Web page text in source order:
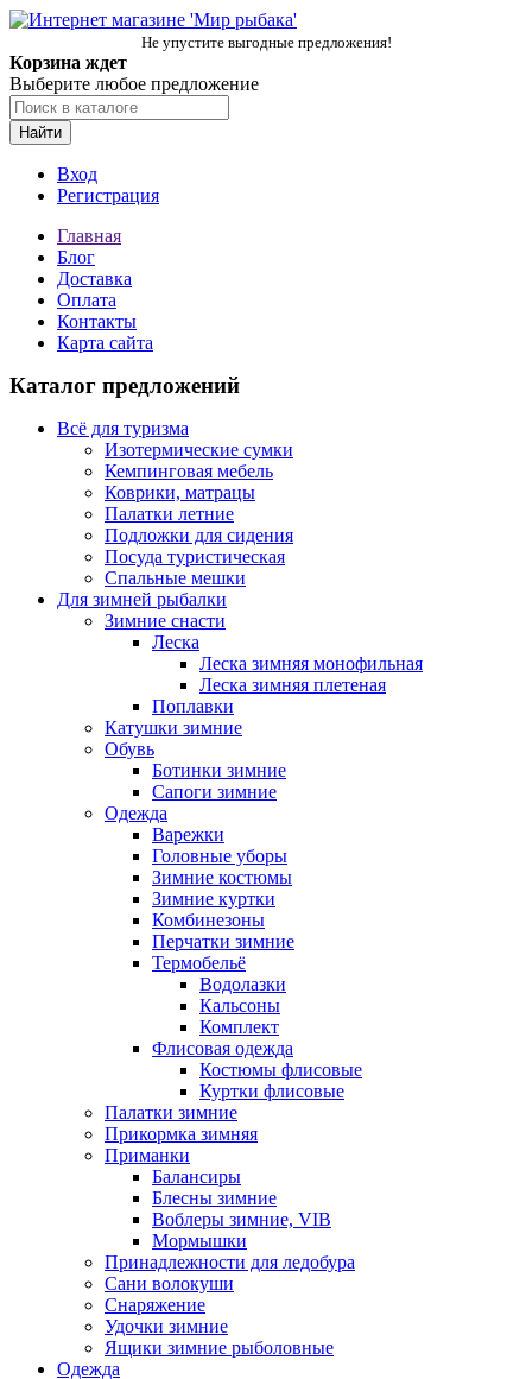
Не упустите выгодные предложения!
Корзина ждет
Выберите любое предложение
Найти
Вход
Регистрация
Главная
Блог
Доставка
Оплата
Контакты
Карта сайта
Каталог предложений
Всё для туризма
Изотермические сумки
Кемпинговая мебель
Коврики, матрацы
Палатки летние
Подложки для сидения
Посуда туристическая
Спальные мешки
Для зимней рыбалки
Зимние снасти
Леска
Леска зимняя монофильная
Леска зимняя плетеная
Поплавки
Катушки зимние
Обувь
Ботинки зимние
Сапоги зимние
Одежда
Варежки
Головные уборы
Зимние костюмы
Зимние куртки
Комбинезоны
Перчатки зимние
Термобельё
Водолазки
Кальсоны
Комплект
Флисовая одежда
Костюмы флисовые
Куртки флисовые
Палатки зимние
Прикормка зимняя
Приманки
Балансиры
Блесны зимние
Воблеры зимние, VIB
Мормышки
Принадлежности для ледобура
Сани волокуши
Снаряжение
Удочки зимние
Ящики зимние рыболовные
Одежда